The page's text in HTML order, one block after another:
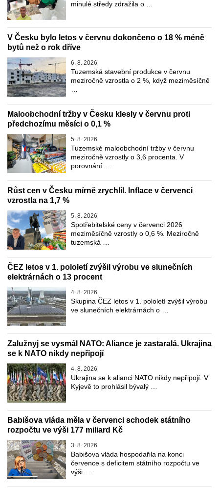
minulé středy zdražila o …
V Česku bylo letos v červnu dokončeno o 18 % méně
bytů než o rok dříve
6. 8. 2026
Tuzemská stavební produkce v červnu
meziročně vzrostla o 2 %, když meziměsíčně
Maloobchodní tržby v Česku klesly v červnu proti
předchozímu měsíci o 0,1 %
5. 8. 2026
Tuzemské maloobchodní tržby v červnu
meziročně vzrostly o 3,6 procenta. V
porovnání …
Růst cen v Česku mírně zrychlil. Inflace v červenci
vzrostla na 1,7 %
5. 8. 2026
Spotřebitelské ceny v červenci 2026
meziměsíčně vzrostly o 0,6 %. Meziročně
tuzemská …
ČEZ letos v 1. pololetí zvýšil výrobu ve slunečních
elektrárnách o 13 procent
4. 8. 2026
Skupina ČEZ letos v 1. pololetí zvýšil výrobu
ve slunečních elektrárnách o …
Zalužnyj se vysmál NATO: Aliance je zastaralá. Ukrajina
se k NATO nikdy nepřipojí
4. 8. 2026
Ukrajina se k alianci NATO nikdy nepřipojí. V
Kyjevě to prohlásil bývalý …
Babišova vláda měla v červenci schodek státního
rozpočtu ve výši 177 miliard Kč
3. 8. 2026
Babišova vláda hospodařila na konci
července s deficitem státního rozpočtu ve
výši …